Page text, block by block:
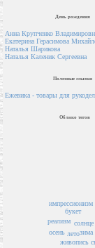
День рождения
Анна Крупченко
Екатерина Герасимова
Наталья Шарикова
Наталья Каленик Сергеевна
Полезные ссылки
Ежевика - товары для
Облако тегов
живопись
лето
солнце
зима
осень
букет
реализм
импрессионизм